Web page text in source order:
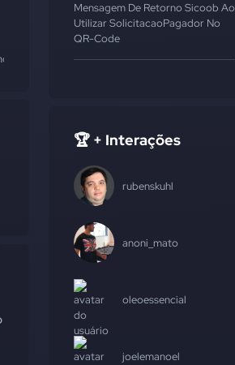
Mensagem De Retorno Sicoob Ao
Utilizar SolicitacaoPagador No
QR-Code
🏆 + Interações
rubenskuhl
anoni_mato
oleoessencial
joelemanoel